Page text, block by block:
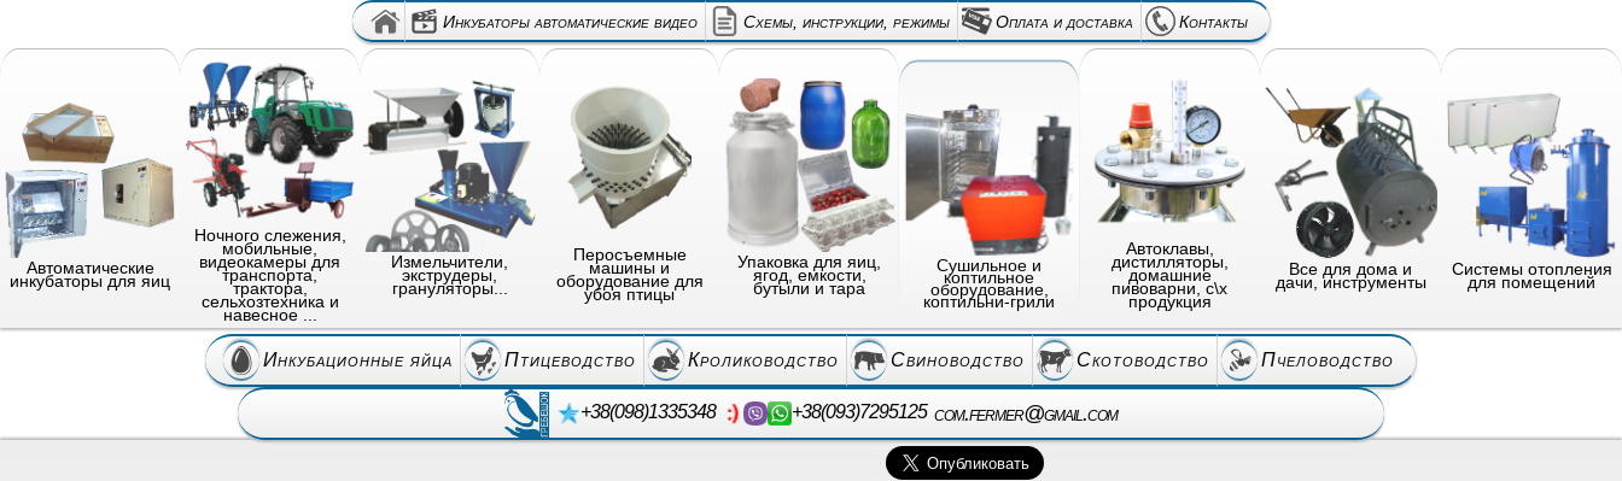
Инкубаторы автоматические видео Схемы, инструкции, режимы Оплата и доставка Контакты
Автоматические
инкубаторы для яиц
Ночного слежения,
мобильные,
видеокамеры для
транспорта,
трактора,
сельхозтехника и
навесное ...
Измельчители,
экструдеры,
грануляторы...
Перосъемные
машины и
оборудование для
убоя птицы
Упаковка для яиц,
ягод, емкости,
бутыли и тара
Сушильное и
коптильное
оборудование,
коптильни-грили
Автоклавы,
дистилляторы,
домашние
пивоварни, с\х
продукция
Все для дома и
дачи, инструменты
Системы отопления
для помещений
Инкубационные яйца Птицеводство Кролиководство Свиноводство Скотоводство Пчеловодство
+38(098)1335348 +38(093)7295125 com.fermer@gmail.com